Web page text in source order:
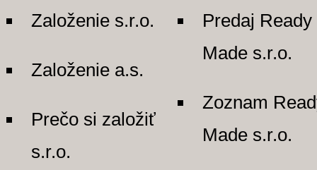
Založenie s.r.o.
Založenie a.s.
Prečo si založiť
s.r.o.
Predaj Ready
Made s.r.o.
Zoznam
Made s.r.o.